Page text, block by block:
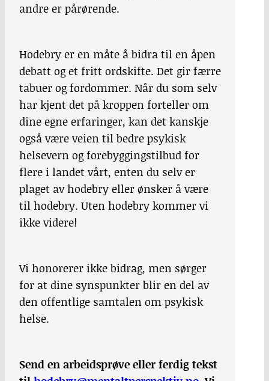
andre er pårørende.
Hodebryer en måte å bidra til en åpen
debatt og et fritt ordskifte. Det gir færre
tabuer og fordommer. Når du som selv
har kjent det på kroppen forteller om
dine egne erfaringer, kan det kanskje
også være veien til bedre psykisk
helsevern og forebyggingstilbud for
flere i landet vårt, enten du selv er
plaget av hodebry eller ønsker å være
til hodebry. Uten hodebry kommer vi
ikke videre!
Vi honorerer ikke bidrag, men sørger
for at dine synspunkter blir en del av
den offentlige samtalen om psykisk
helse.
Send en arbeidsprøve eller ferdig tekst